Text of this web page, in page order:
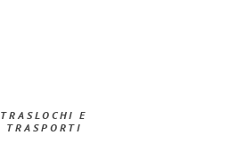
TRASLOCHI E
TRASPORTI​